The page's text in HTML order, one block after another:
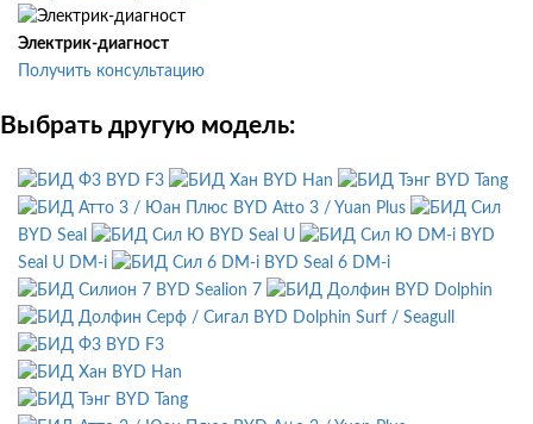
Электрик-диагност
Получить консультацию
Выбрать другую модель:
BYD F3 BYD Han
BYD Tang
BYD Atto 3 / Yuan Plus
BYD Seal
BYD Seal U
BYD
Seal U DM-i
BYD Seal 6 DM-i
BYD Sealion 7
BYD Dolphin
BYD Dolphin Surf / Seagull
BYD F3
BYD Han
BYD Tang